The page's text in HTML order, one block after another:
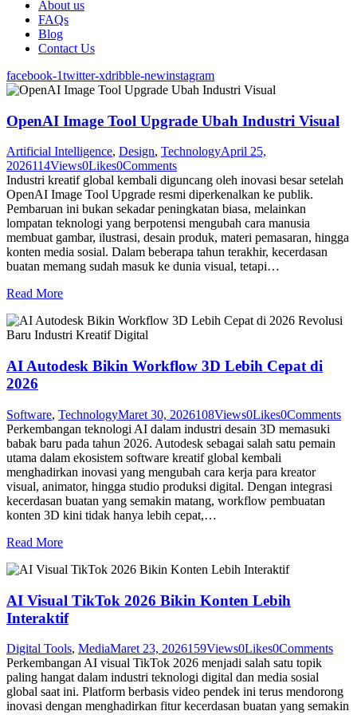
About us
FAQs
Blog
Contact Us
facebook-1twitter-xdribble-newinstagram
OpenAI Image Tool Upgrade Ubah Industri Visual
Artificial Intelligence, Design, TechnologyApril 25,
2026114Views0Likes0Comments
Industri kreatif global kembali diguncang oleh inovasi besar setelah
OpenAI Image Tool Upgrade resmi diperkenalkan ke publik.
Pembaruan ini bukan sekadar peningkatan biasa, melainkan
lompatan teknologi yang berpotensi mengubah cara manusia
membuat gambar, ilustrasi, desain produk, materi pemasaran, hingga
konten media sosial. Dalam beberapa tahun terakhir, kecerdasan
buatan memang sudah masuk ke dunia visual, tetapi…
Read More
AI Autodesk Bikin Workflow 3D Lebih Cepat di
2026
Software, TechnologyMaret 30, 2026108Views0Likes0Comments
Perkembangan teknologi AI dalam industri desain 3D memasuki
babak baru pada tahun 2026. Autodesk sebagai salah satu pemain
utama dalam ekosistem software kreatif global kembali
menghadirkan inovasi yang mengubah cara kerja para kreator
visual, animator, hingga studio produksi digital. Dengan integrasi
kecerdasan buatan yang semakin matang, workflow pembuatan
konten 3D kini tidak hanya lebih cepat,…
Read More
AI Visual TikTok 2026 Bikin Konten Lebih
Interaktif
Digital Tools, MediaMaret 23, 2026159Views0Likes0Comments
Perkembangan AI visual TikTok 2026 menjadi salah satu topik
paling hangat dalam industri teknologi digital dan media sosial
global saat ini. Platform berbasis video pendek ini terus mendorong
inovasi dengan menghadirkan fitur kecerdasan buatan yang semakin